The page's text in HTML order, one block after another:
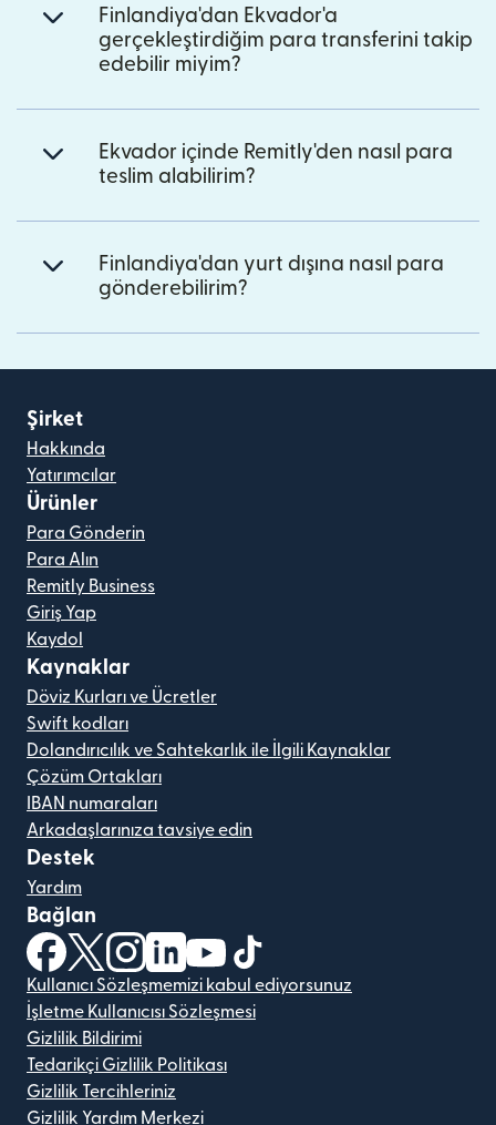
Finlandiya'dan Ekvador'a
gerçekleştirdiğim para transferini takip
edebilir miyim?
Ekvador içinde Remitly'den nasıl para
teslim alabilirim?
Finlandiya'dan yurt dışına nasıl para
gönderebilirim?
Şirket
Hakkında
Yatırımcılar
Ürünler
Para Gönderin
Para Alın
Remitly Business
Giriş Yap
Kaydol
Kaynaklar
Döviz Kurları ve Ücretler
Swift kodları
Dolandırıcılık ve Sahtekarlık ile İlgili Kaynaklar
Çözüm Ortakları
IBAN numaraları
Arkadaşlarınıza tavsiye edin
Destek
Yardım
Bağlan
(yeni pencerede açılır)
(yeni pencerede açılır)
(yeni pencerede açılır)
(yeni pencerede açılır)
(yeni pencerede açılır)
Kullanıcı Sözleşmemizi kabul ediyorsunuz
İşletme Kullanıcısı Sözleşmesi
Gizlilik Bildirimi
Tedarikçi Gizlilik Politikası
Gizlilik Tercihleriniz
Gizlilik Yardım Merkezi